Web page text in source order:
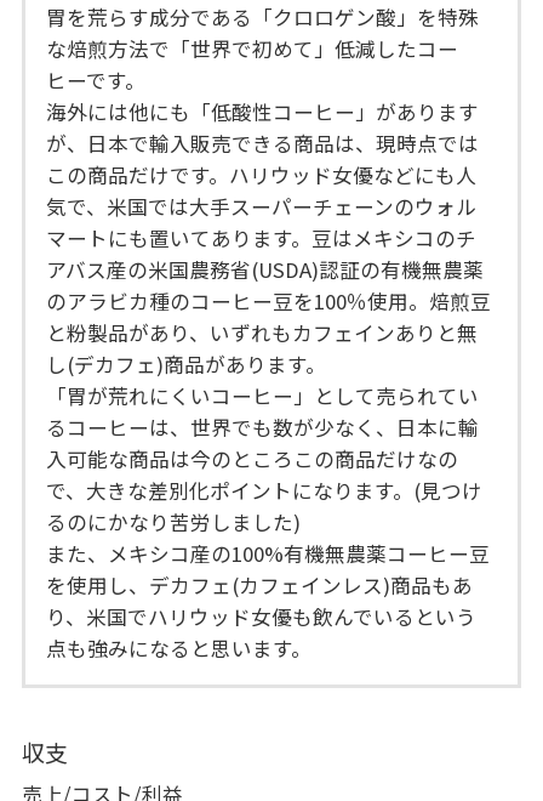
胃を荒らす成分である「クロロゲン酸」を特殊
な焙煎方法で「世界で初めて」低減したコー
ヒーです。
海外には他にも「低酸性コーヒー」があります
が、日本で輸入販売できる商品は、現時点では
この商品だけです。ハリウッド女優などにも人
気で、米国では大手スーパーチェーンのウォル
マートにも置いてあります。豆はメキシコのチ
アバス産の米国農務省(USDA)認証の有機無農薬
のアラビカ種のコーヒー豆を100％使用。焙煎豆
と粉製品があり、いずれもカフェインありと無
し(デカフェ)商品があります。
「胃が荒れにくいコーヒー」として売られてい
るコーヒーは、世界でも数が少なく、日本に輸
入可能な商品は今のところこの商品だけなの
で、大きな差別化ポイントになります。(見つけ
るのにかなり苦労しました)
また、メキシコ産の100%有機無農薬コーヒー豆
を使用し、デカフェ(カフェインレス)商品もあ
り、米国でハリウッド女優も飲んでいるという
点も強みになると思います。
収支
売上/コスト/利益